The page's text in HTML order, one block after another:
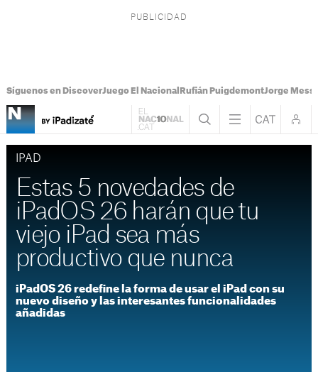
Síguenos en DiscoverJuego El Nacional Rufián PuigdemontJorge Messi
IPAD
Estas 5 novedades de
iPadOS 26 harán que tu
viejo iPad sea más
productivo que nunca
iPadOS 26 redefine la forma de usar el iPad con su
nuevo diseño y las interesantes funcionalidades
añadidas